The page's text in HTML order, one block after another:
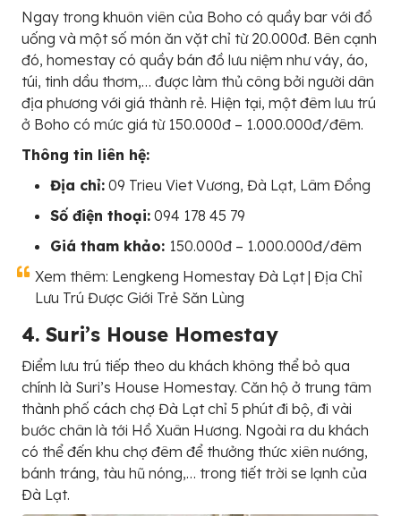
Ngay trong khuôn viên của Boho có quầy bar với đồ
uống và một số món ăn vặt chỉ từ 20.000đ. Bên cạnh
đó, homestay có quầy bán đồ lưu niệm như váy, áo,
túi, tinh dầu thơm,… được làm thủ công bởi người dân
địa phương với giá thành rẻ. Hiện tại, một đêm lưu trú
ở Boho có mức giá từ 150.000đ – 1.000.000đ/đêm.
Thông tin liên hệ:
Địa chỉ: 09 Trieu Viet Vương, Đà Lạt, Lâm Đồng
Số điện thoại: 094 178 45 79
Giá tham khảo: 150.000đ – 1.000.000đ/đêm
Xem thêm: Lengkeng Homestay Đà Lạt | Địa Chỉ
Lưu Trú Được Giới Trẻ Săn Lùng
4. Suri’s House Homestay
Điểm lưu trú tiếp theo du khách không thể bỏ qua
chính là Suri’s House Homestay. Căn hộ ở trung tâm
thành phố cách chợ Đà Lạt chỉ 5 phút đi bộ, đi vài
bước chân là tới Hồ Xuân Hương. Ngoài ra du khách
có thể đến khu chợ đêm để thưởng thức xiên nướng,
bánh tráng, tàu hũ nóng,… trong tiết trời se lạnh của
Đà Lạt.